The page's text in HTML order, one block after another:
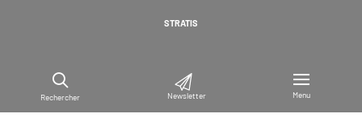
Rechercher Newsletter Menu
STRATIS